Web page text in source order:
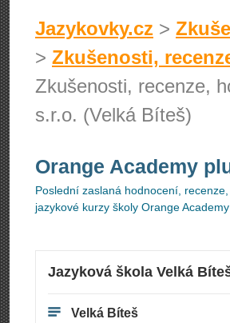
Jazykovky.cz >
> Zkušenosti,
Zkušenosti, recenze,
s.r.o. (Velká Bíteš)
Orange Academy
Poslední zaslaná hodnocení,
jazykové kurzy školy Orange
Jazyková škola Velká
Velká Bíteš